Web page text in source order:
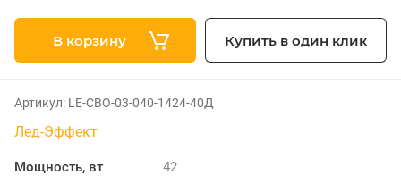
В корзину Купить в один клик
Артикул: LE-СВО-03-040-1424-40Д
Лед-Эффект
Мощность, вт 42